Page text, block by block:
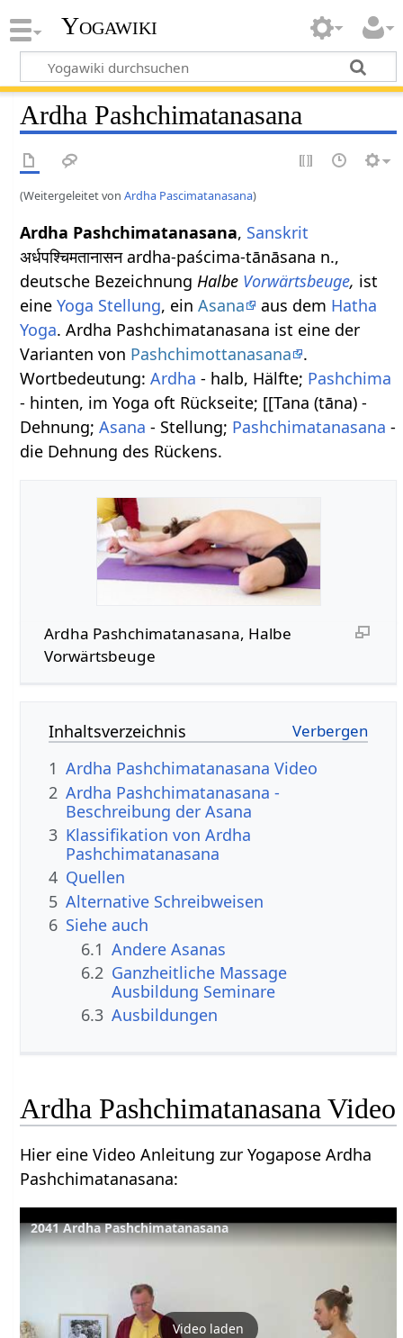
Yogawiki
Ardha Pashchimatanasana
(Weitergeleitet vonArdha Pascimatanasana)
Ardha Pashchimatanasana, Sanskrit
अर्धपश्चिमतानासन ardha-paścima-tānāsana n.,
deutsche BezeichnungHalbe Vorwärtsbeuge, ist
eineYoga Stellung, einAsana aus dem Hatha
Yoga. Ardha Pashchimatanasana ist eine der
Varianten von Pashchimottanasana
.
Wortbedeutung:Ardha - halb, Hälfte; Pashchima
- hinten, im Yoga oft Rückseite; [[Tana (tāna) -
Dehnung;Asana - Stellung; Pashchimatanasana -
die Dehnung des Rückens.
Ardha Pashchimatanasana, Halbe
Vorwärtsbeuge
Inhaltsverzeichnis
1 Ardha Pashchimatanasana Video
2 Ardha Pashchimatanasana -
Beschreibung der Asana
3 Klassifikation von Ardha
Pashchimatanasana
4 Quellen
5 Alternative Schreibweisen
6 Siehe auch
6.1 Andere Asanas
6.2 Ganzheitliche Massage
Ausbildung Seminare
6.3 Ausbildungen
Ardha Pashchimatanasana Video
Hier eine Video Anleitung zur Yogapose Ardha
Pashchimatanasana:
2041 Ardha Pashchimatanasana
Video laden